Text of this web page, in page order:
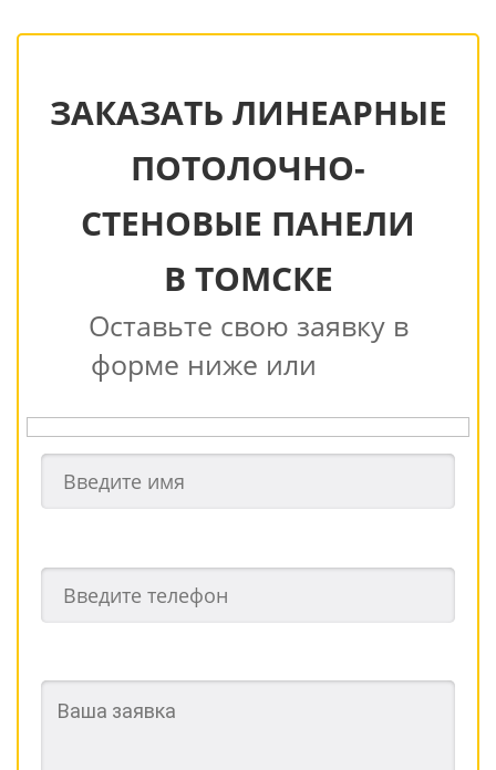
ЗАКАЗАТЬ ЛИНЕАРНЫЕ
ПОТОЛОЧНО-
СТЕНОВЫЕ ПАНЕЛИ
В ТОМСКЕ
Оставьте свою заявку в
форме ниже или